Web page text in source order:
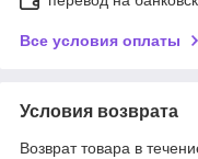
Все условия оплаты
Условия возврата
Возврат товара в